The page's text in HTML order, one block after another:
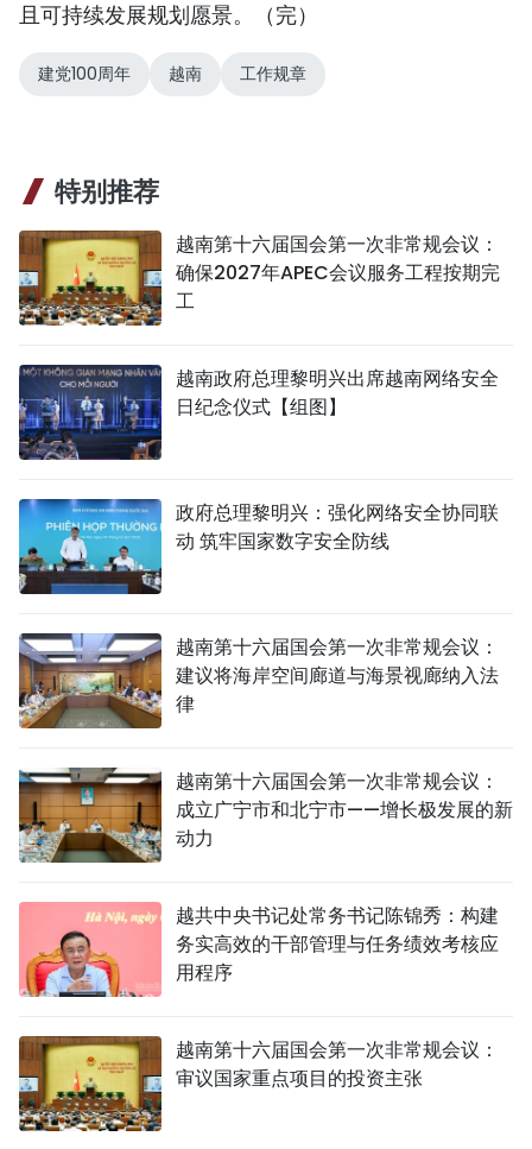
且可持续发展规划愿景。（完）
建党100周年 越南 工作规章
特别推荐
越南第十六届国会第一次非常规会议：
确保2027年APEC会议服务工程按期完
工
越南政府总理黎明兴出席越南网络安全
日纪念仪式【组图】
政府总理黎明兴：强化网络安全协同联
动 筑牢国家数字安全防线
越南第十六届国会第一次非常规会议：
建议将海岸空间廊道与海景视廊纳入法
律
越南第十六届国会第一次非常规会议：
成立广宁市和北宁市——增长极发展的新
动力
越共中央书记处常务书记陈锦秀：构建
务实高效的干部管理与任务绩效考核应
用程序
越南第十六届国会第一次非常规会议：
审议国家重点项目的投资主张